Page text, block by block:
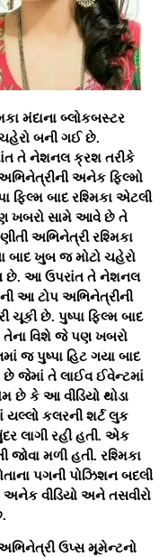
મંદાના બ્લોકબસ્ટર
બની ગઈ છે.
તે નેશનલ ક્રશ તરીકે
અનેક ફિલ્મો
ફિલ્મ બાદ રશ્મિકા એટલી
ખબરો સામે આવે છે તે
અભિનેત્રી રશ્મિકા
બાદ ખુબ જ મોટો ચહેરો
છે. આ ઉપરાંત તે નેશનલ
આ ટોપ અભિનેત્રીની
ચૂકી છે. પુષ્પા ફિલ્મ બાદ
વિશે જે પણ ખબરો
જ પુષ્પા હિટ ગયા બાદ
છે જેમાં તે લાઈવ ઈવેન્ટમાં
છે કે આ વીડિયો થોડા
કલરની શર્ટ લુક
લાગી રહી હતી. એક
જોવા મળી હતી. રશ્મિકા
પગની પોઝિશન બદલી
વીડિયો અને તસવીરો
ઉપ્સ મૂમેન્ટનો